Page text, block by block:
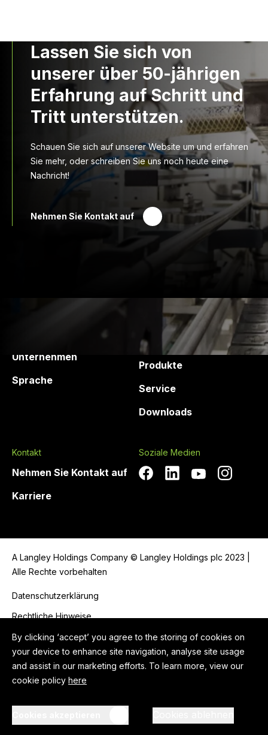
By clicking ‘accept’ you agree to the storing of cookies on
your device to enhance site navigation, analyse site usage
and assist in our marketing efforts. To learn more, view our
cookie policy here
Lassen Sie sich von
unserer über 50-jährigen
Erfahrung auf Schritt und
Tritt unterstützen.
Schauen Sie sich auf unserer Website um und erfahren
Sie mehr, oder schreiben Sie uns noch heute eine
Nachricht!
Nehmen Sie Kontakt auf
Unternehmen
Sprache
Produkte und
Dienstleistungen
Produkte
Service
Downloads
Kontakt
Nehmen Sie Kontakt auf
Karriere
Soziale Medien
A Langley Holdings Company © Langley Holdings plc 2023 |
Alle Rechte vorbehalten
Datenschutzerklärung
Rechtliche Hinweise
Cookie Richtlinen
Bekämpfung der Sklaverei
Verhaltenskodex